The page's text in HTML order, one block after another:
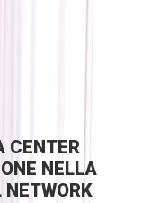
CENTER
NELLA
NETWORK